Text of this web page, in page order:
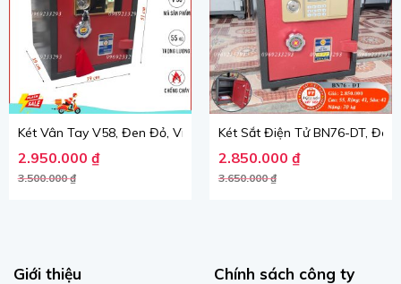
Két Vân Tay V58, Đen Đỏ, Việt Tiệp, nặng 55kg.
3.500.000₫
Giá gốc là: 3.500.000 ₫.
2.950.000 ₫
Giá hiện tại là: 2.950.000 ₫.
Két Sắt Điện Tử BN76-DT,
3.650.000₫
Giá gốc là: 3.650.000 ₫.
2.850.000 ₫
Giá hiện tại là: 2.850.000 ₫.
Giới thiệu Chính sách công ty